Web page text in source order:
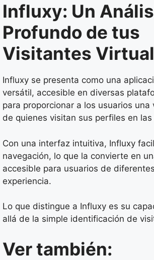
Influxy: Un
Profundo de tus
Visitantes
Influxy se presenta como una
versátil, accesible en diversas
para proporcionar a los usuarios una
de quienes visitan sus perfiles en
Con una interfaz intuitiva, Influxy
navegación, lo que la convierte en
accesible para usuarios de
experiencia.
Lo que distingue a Influxy es su
allá de la simple identificación de
Ver también: